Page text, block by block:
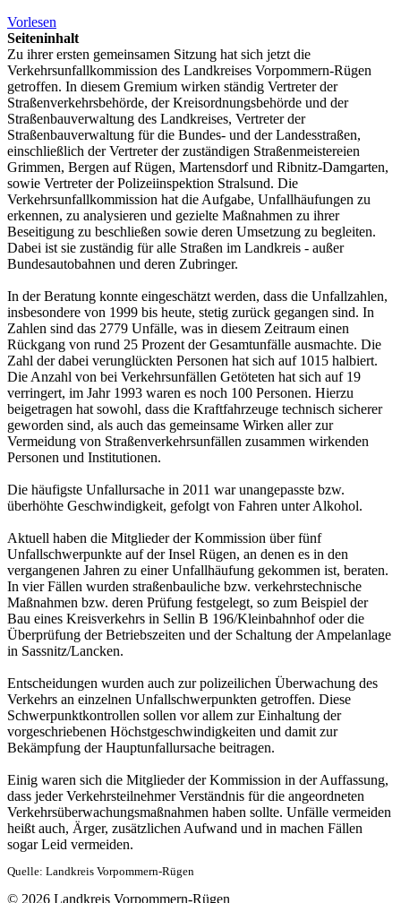
Vorlesen
Seiteninhalt
Zu ihrer ersten gemeinsamen Sitzung hat sich jetzt die
Verkehrsunfallkommission des Landkreises Vorpommern-Rügen
getroffen. In diesem Gremium wirken ständig Vertreter der
Straßenverkehrsbehörde, der Kreisordnungsbehörde und der
Straßenbauverwaltung des Landkreises, Vertreter der
Straßenbauverwaltung für die Bundes- und der Landesstraßen,
einschließlich der Vertreter der zuständigen Straßenmeistereien
Grimmen, Bergen auf Rügen, Martensdorf und Ribnitz-Damgarten,
sowie Vertreter der Polizeiinspektion Stralsund. Die
Verkehrsunfallkommission hat die Aufgabe, Unfallhäufungen zu
erkennen, zu analysieren und gezielte Maßnahmen zu ihrer
Beseitigung zu beschließen sowie deren Umsetzung zu begleiten.
Dabei ist sie zuständig für alle Straßen im Landkreis - außer
Bundesautobahnen und deren Zubringer.
In der Beratung konnte eingeschätzt werden, dass die Unfallzahlen,
insbesondere von 1999 bis heute, stetig zurück gegangen sind. In
Zahlen sind das 2779 Unfälle, was in diesem Zeitraum einen
Rückgang von rund 25 Prozent der Gesamtunfälle ausmachte. Die
Zahl der dabei verunglückten Personen hat sich auf 1015 halbiert.
Die Anzahl von bei Verkehrsunfällen Getöteten hat sich auf 19
verringert, im Jahr 1993 waren es noch 100 Personen. Hierzu
beigetragen hat sowohl, dass die Kraftfahrzeuge technisch sicherer
geworden sind, als auch das gemeinsame Wirken aller zur
Vermeidung von Straßenverkehrsunfällen zusammen wirkenden
Personen und Institutionen.
Die häufigste Unfallursache in 2011 war unangepasste bzw.
überhöhte Geschwindigkeit, gefolgt von Fahren unter Alkohol.
Aktuell haben die Mitglieder der Kommission über fünf
Unfallschwerpunkte auf der Insel Rügen, an denen es in den
vergangenen Jahren zu einer Unfallhäufung gekommen ist, beraten.
In vier Fällen wurden straßenbauliche bzw. verkehrstechnische
Maßnahmen bzw. deren Prüfung festgelegt, so zum Beispiel der
Bau eines Kreisverkehrs in Sellin B 196/Kleinbahnhof oder die
Überprüfung der Betriebszeiten und der Schaltung der Ampelanlage
in Sassnitz/Lancken.
Entscheidungen wurden auch zur polizeilichen Überwachung des
Verkehrs an einzelnen Unfallschwerpunkten getroffen. Diese
Schwerpunktkontrollen sollen vor allem zur Einhaltung der
vorgeschriebenen Höchstgeschwindigkeiten und damit zur
Bekämpfung der Hauptunfallursache beitragen.
Einig waren sich die Mitglieder der Kommission in der Auffassung,
dass jeder Verkehrsteilnehmer Verständnis für die angeordneten
Verkehrsüberwachungsmaßnahmen haben sollte. Unfälle vermeiden
heißt auch, Ärger, zusätzlichen Aufwand und in machen Fällen
sogar Leid vermeiden.
Quelle: Landkreis Vorpommern-Rügen
© 2026 Landkreis Vorpommern-Rügen